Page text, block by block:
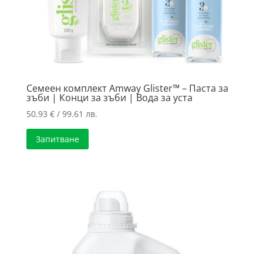
Семеен комплект Amway Glister™ – Паста за
зъби | Конци за зъби | Вода за уста
50.93 €/ 99.61 лв.
Запитване